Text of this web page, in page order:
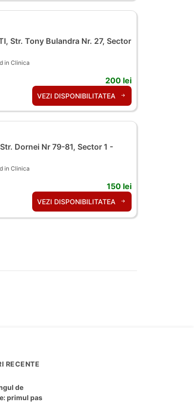
Str. Tony Bulandra Nr. 27, Sector
in Clinica
200 lei
VEZI DISPONIBILITATEA
Dornei Nr 79-81, Sector 1 -
in Clinica
150 lei
VEZI DISPONIBILITATEA
RECENTE
de
primul pas